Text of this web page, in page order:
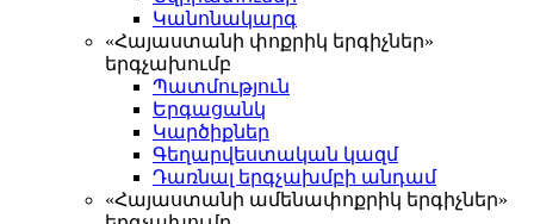
Կանոնակարգ
«Հայաստանի փոքրիկ երգիչներ»
երգչախումբ
Պատմություն
Երգացանկ
Կարծիքներ
Գեղարվեստական կազմ
Դառնալ երգչախմբի անդամ
«Հայաստանի ամենափոքրիկ երգիչներ»